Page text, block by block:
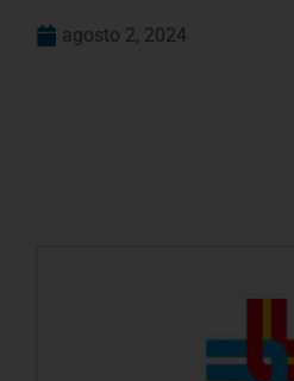
agosto 2, 2024